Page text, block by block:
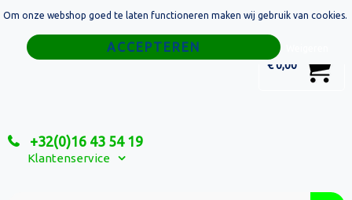
€ 0,00
+32(0)16 43 54 19
Klantenservice
Home
Relatiegeschenken
Om onze webshop goed te laten functioneren maken wij gebruik van cookies.